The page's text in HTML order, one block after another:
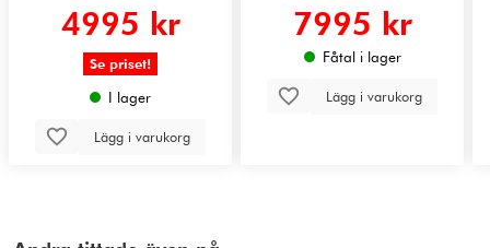
4995 kr
Se priset!
I lager
Lägg i varukorg
7995 kr
Fåtal i lager
Lägg i varukorg